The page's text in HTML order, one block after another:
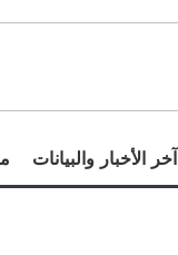
آخر الأخبار والبيانات